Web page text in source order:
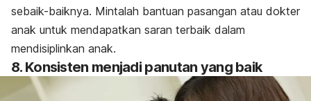
sebaik-baiknya. Mintalah bantuan pasangan atau dokter
anak untuk mendapatkan saran terbaik dalam
mendisiplinkan anak.
8. Konsisten menjadi panutan yang baik